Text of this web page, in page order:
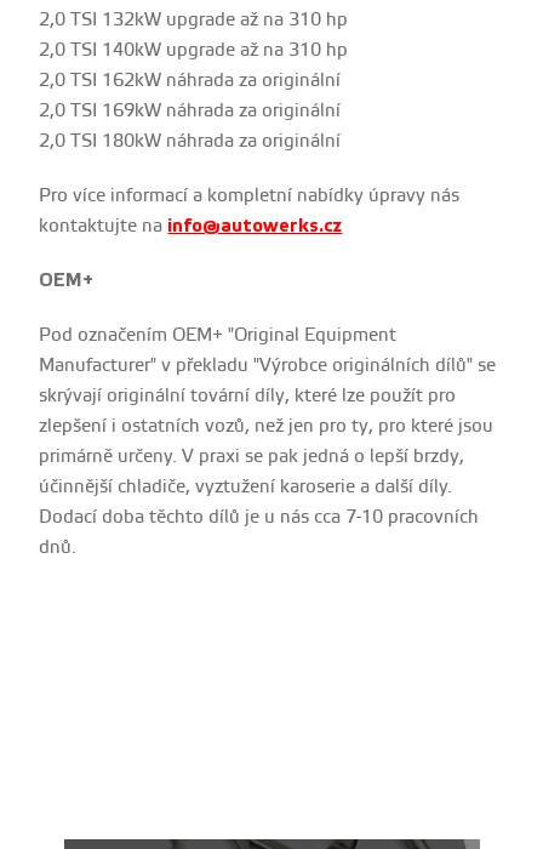
2,0 TSI 132kW upgrade až na 310 hp
2,0 TSI 140kW upgradeaž na 310 hp
2,0 TSI 162kW náhrada za originální
2,0 TSI 169kW náhrada za originální
2,0 TSI 180kW náhrada za originální
Pro více informací a kompletní nabídky úpravy nás
kontaktujte na info@autowerks.cz
OEM+
Pod označením OEM+ "Original Equipment
Manufacturer" v překladu "Výrobce originálních dílů" se
skrývají originální tovární díly, které lze použít pro
zlepšení i ostatních vozů, než jen pro ty, pro které jsou
primárně určeny. V praxi se pak jedná o lepší brzdy,
účinnější chladiče, vyztužení karoserie a další díly.
Dodací doba těchto dílů je u nás cca 7-10 pracovních
dnů.